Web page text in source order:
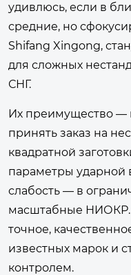
удивлюсь, если в
средние, но
Shifang Xingong,
для сложных
СНГ.
Их преимущество —
принять заказ на
квадратной
параметры ударной
слабость — в
масштабные НИОКР.
точное,
известных марок и
контролем.